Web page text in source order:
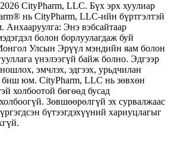
CityPharm, LLC. Бүх эрх хуулиар
нь CityPharm, LLC-ийн бүртгэлтэй
Анхааруулга: Энэ вэбсайтаар
болон борлуулагдаж буй
Улсын Эрүүл мэндийн яам болон
үнэлээгүй байж болно. Эдгээр
эмчлэх, эдгээх, урьдчилан
биш юм. CityPharm, LLC нь зөвхөн
холбоотой бөгөөд бусад
Зөвшөөрөлгүй эх сурвалжаас
бүтээгдэхүүний хариуцлагыг